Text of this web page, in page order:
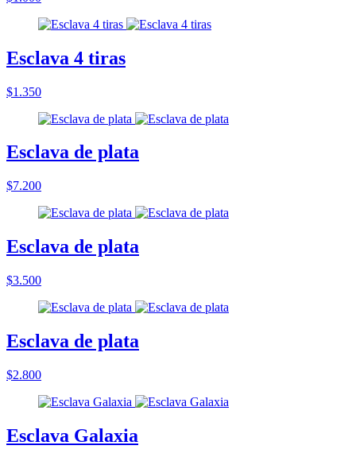
Esclava 4 tiras
$1.350
Esclava de plata
$7.200
Esclava de plata
$3.500
Esclava de plata
$2.800
Esclava Galaxia